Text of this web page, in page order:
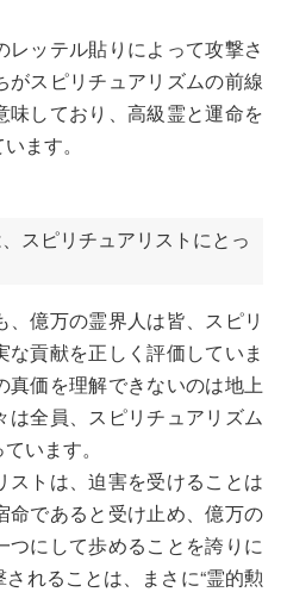
レッテル貼りによって攻撃さ
スピリチュアリズムの前線
味しており、高級霊と運命を
ます。
スピリチュアリストにとっ
億万の霊界人は皆、スピリ
貢献を正しく評価していま
価を理解できないのは地上
は全員、スピリチュアリズム
います。
ストは、迫害を受けることは
命であると受け止め、億万の
つにして歩めることを誇りに
れることは、まさに“霊的勲